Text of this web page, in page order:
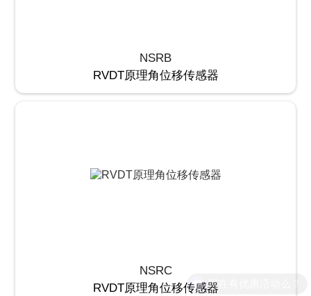
NSRB
RVDT原理角位移传感器
NSRC
RVDT原理角位移传感器现在有优惠活动么？